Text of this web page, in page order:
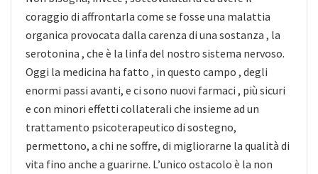
coraggio di affrontarla come se fosse una malattia
organica provocata dalla carenza di una sostanza , la
serotonina , che è la linfa del nostro sistema nervoso.
Oggi la medicina ha fatto , in questo campo , degli
enormi passi avanti, e ci sono nuovi farmaci , più sicuri
e con minori effetti collaterali che insieme ad un
trattamento psicoterapeutico di sostegno,
permettono, a chi ne soffre, di migliorarne la qualità di
vita fino anche a guarirne. L’unico ostacolo è la non